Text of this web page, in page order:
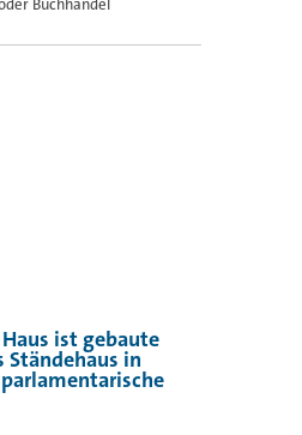
Buchhandel
ist gebaute
Ständehaus in